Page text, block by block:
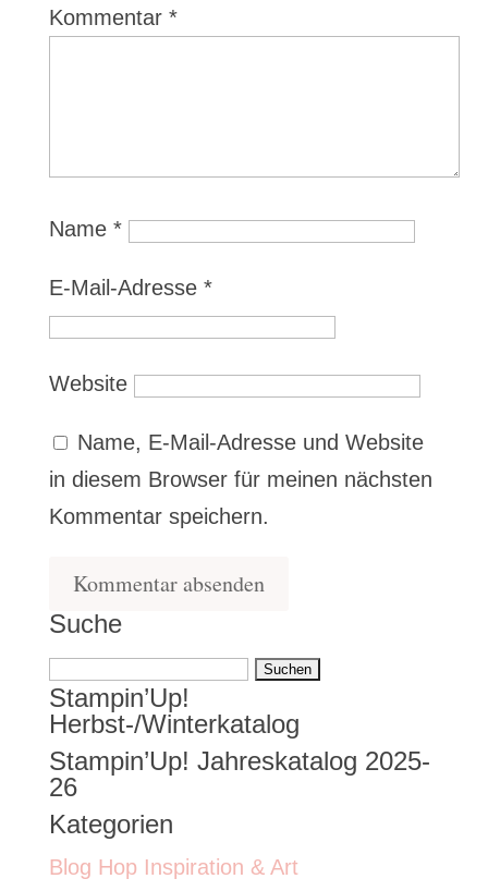
Kommentar *
Name *
E-Mail-Adresse *
Website
Name, E-Mail-Adresse und Website
in diesem Browser für meinen nächsten
Kommentar speichern.
Suche
Suchen
nach:
Stampin’Up!
Herbst-/Winterkatalog
Stampin’Up! Jahreskatalog 2025-
26
Kategorien
Blog Hop Inspiration & Art